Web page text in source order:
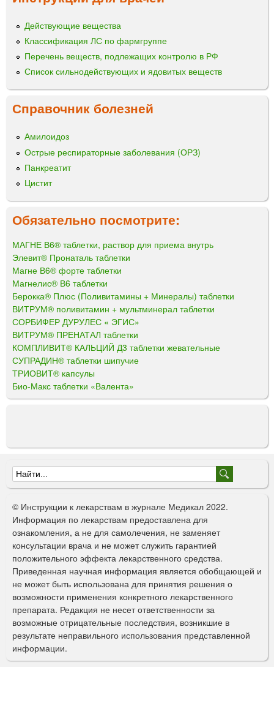
Действующие вещества
Классификация ЛС по фармгруппе
Перечень веществ, подлежащих контролю в РФ
Список сильнодействующих и ядовитых веществ
Справочник болезней
Амилоидоз
Острые респираторные заболевания (ОРЗ)
Панкреатит
Цистит
Обязательно посмотрите:
МАГНЕ В6® таблетки, раствор для приема внутрь
Элевит® Пронаталь таблетки
Магне В6® форте таблетки
Магнелис® В6 таблетки
Берокка® Плюс (Поливитамины + Минералы) таблетки
ВИТРУМ® поливитамин + мультминерал таблетки
СОРБИФЕР ДУРУЛЕС « ЭГИС»
ВИТРУМ® ПРЕНАТАЛ таблетки
КОМПЛИВИТ® КАЛЬЦИЙ Д3 таблетки жевательные
СУПРАДИН® таблетки шипучие
ТРИОВИТ® капсулы
Био-Макс таблетки «Валента»
Ф
о
р
м
а
п
о
и
с
к
© Инструкции к лекарствам в журнале Медикал 2022.
Информация по лекарствам предоставлена для
ознакомления, а не для самолечения, не заменяет
консультации врача и не может служить гарантией
положительного эффекта лекарственного средства.
Приведенная научная информация является обобщающей и
не может быть использована для принятия решения о
возможности применения конкретного лекарственного
препарата. Редакция не несет ответственности за
возможные отрицательные последствия, возникшие в
результате неправильного использования представленной
информации.